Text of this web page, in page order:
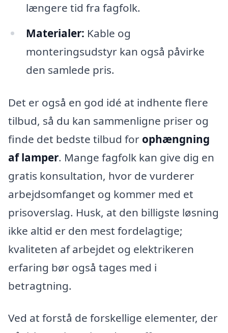
længere tid fra fagfolk.
Materialer: Kable og
monteringsudstyr kan også påvirke
den samlede pris.
Det er også en god idé at indhente flere
tilbud, så du kan sammenligne priser og
finde det bedste tilbud for ophængning
af lamper. Mange fagfolk kan give dig en
gratis konsultation, hvor de vurderer
arbejdsomfanget og kommer med et
prisoverslag. Husk, at den billigste løsning
ikke altid er den mest fordelagtige;
kvaliteten af arbejdet og elektrikeren
erfaring bør også tages med i
betragtning.
Ved at forstå de forskellige elementer, der